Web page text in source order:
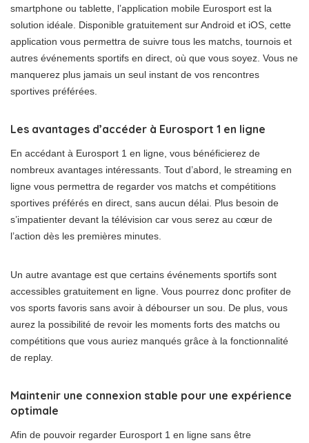
smartphone ou tablette, l’application mobile Eurosport est la
solution idéale. Disponible gratuitement sur Android et iOS, cette
application vous permettra de suivre tous les matchs, tournois et
autres événements sportifs en direct, où que vous soyez. Vous ne
manquerez plus jamais un seul instant de vos rencontres
sportives préférées.
Les avantages d’accéder à Eurosport 1 en ligne
En accédant à Eurosport 1 en ligne, vous bénéficierez de
nombreux avantages intéressants. Tout d’abord, le streaming en
ligne vous permettra de regarder vos matchs et compétitions
sportives préférés en direct, sans aucun délai. Plus besoin de
s’impatienter devant la télévision car vous serez au cœur de
l’action dès les premières minutes.
Un autre avantage est que certains événements sportifs sont
accessibles gratuitement en ligne. Vous pourrez donc profiter de
vos sports favoris sans avoir à débourser un sou. De plus, vous
aurez la possibilité de revoir les moments forts des matchs ou
compétitions que vous auriez manqués grâce à la fonctionnalité
de replay.
Maintenir une connexion stable pour une expérience
optimale
Afin de pouvoir regarder Eurosport 1 en ligne sans être